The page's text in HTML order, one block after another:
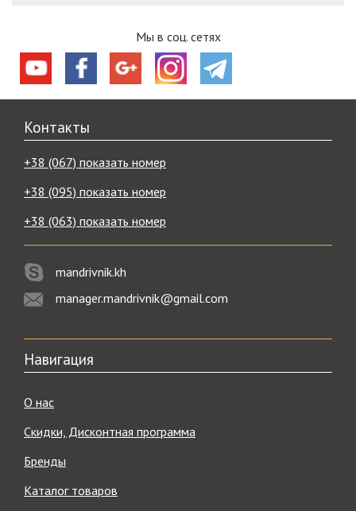
Мы в соц. сетях
Контакты
+38 (067) показать номер
+38 (095) показать номер
+38 (063) показать номер
mandrivnik.kh
manager.mandrivnik@gmail.com
Навигация
О нас
Скидки, Дисконтная программа
Бренды
Каталог товаров